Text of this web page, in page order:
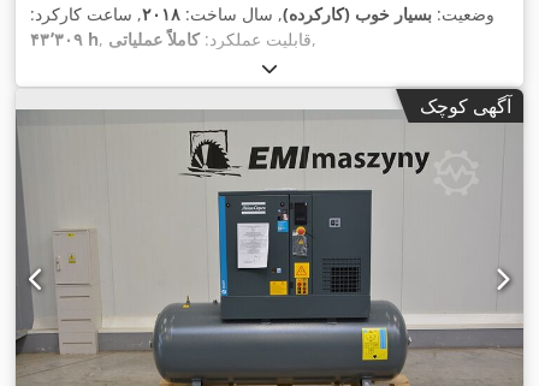
وضعیت: بسیار خوب (کارکرده), سال ساخت: ۲۰۱۸, ساعت کارکرد:
۴۳٬۳۰۹ h
, قابلیت عملکرد:کاملاً عملیاتی ,
آگهی کوچک